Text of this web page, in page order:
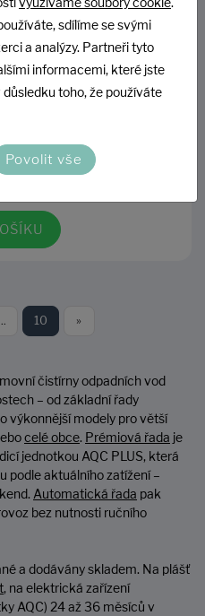
s redukcí otvoru pro ČOV
- zelený
Kč
bez DPH
10 »
čistírny odpadních vod
– od základní řady
výkonnější modely pro větší
celé obce. Prémiová řada je
jednotkou AQC PLUS, která
podle aktuálního zatížení –
Automatická řada pak
bez nutnosti ručního
a dodávány skladem. Na plášť
, na elektrická zařízení
AQC) 24 až 36 měsíců v
sdílíme se svými
a analýzy. Partneři tyto
informacemi, které jste
toho, že používáte
Povolit vše